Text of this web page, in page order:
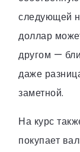
следующей
доллар
другом —
даже
заметной.
На курс
покупает